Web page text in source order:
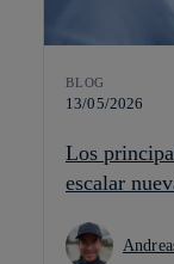
BLOG
13/05/2026
Los
escalar